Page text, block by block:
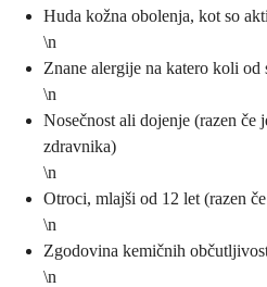
Huda kožna obolenja, kot so
\n
Znane alergije na katero koli od
\n
Nosečnost ali dojenje (razen če
zdravnika)
\n
Otroci, mlajši od 12 let (razen
\n
Zgodovina kemičnih
\n